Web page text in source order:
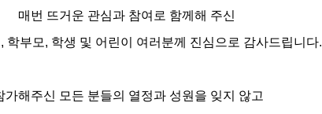
매번 뜨거운 관심과 참여로 함께해 주신
학부모, 학생 및 어린이 여러분께 진심으로 감사드립니다.
가해주신 모든 분들의 열정과 성원을 잊지 않고